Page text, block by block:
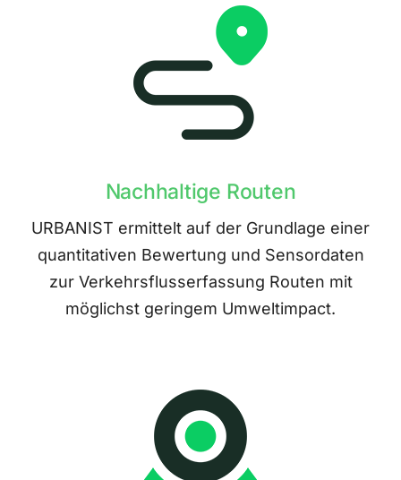
Nachhaltige Routen
URBANIST ermittelt auf der Grundlage einer
quantitativen Bewertung und Sensordaten
zur Verkehrsflusserfassung Routen mit
möglichst geringem Umweltimpact.